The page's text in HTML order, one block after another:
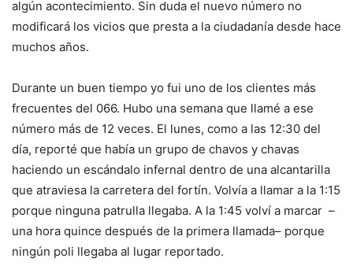
algún acontecimiento. Sin duda el nuevo número no
modificará los vicios que presta a la ciudadanía desde hace
muchos años.
Durante un buen tiempo yo fui uno de los clientes más
frecuentes del 066. Hubo una semana que llamé a ese
número más de 12 veces. El lunes, como a las 12:30 del
día, reporté que había un grupo de chavos y chavas
haciendo un escándalo infernal dentro de una alcantarilla
que atraviesa la carretera del fortín. Volvía a llamar a la 1:15
porque ninguna patrulla llegaba. A la 1:45 volví a marcar –
una hora quince después de la primera llamada– porque
ningún poli llegaba al lugar reportado.